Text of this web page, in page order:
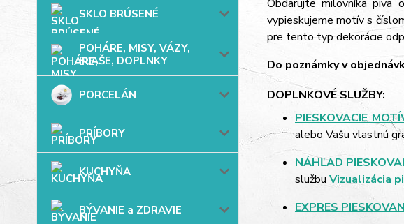
SKLO BRÚSENÉ
POHÁRE, MISY, VÁZY,
FĽAŠE, DOPLNKY
PORCELÁN
PRÍBORY
KUCHYŇA
BÝVANIE a ZDRAVIE
Obdarujte milovníka piva
vypieskujeme motív s
pre tento typ dekorácie
Do poznámky v
DOPLNKOVÉ SLUŽBY:
PIESKOVACIE
alebo Vašu vlastnú
NÁHĽAD
službu Vizualizácia
EXPRES